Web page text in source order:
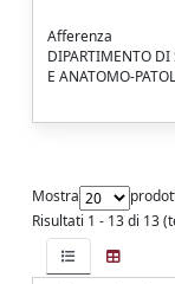
Afferenza
DIPARTIMENTO DI
E ANATOMO-
Mostra
Risultati 1 - 13 di 13